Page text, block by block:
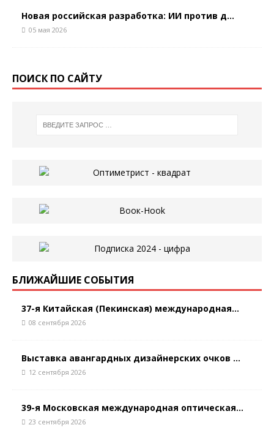
Новая российская разработка: ИИ против д...
05 мая 2026
ПОИСК ПО САЙТУ
БЛИЖАЙШИЕ СОБЫТИЯ
37-я Китайская (Пекинская) международная...
08 сентября 2026
Выставка авангардных дизайнерских очков ...
12 сентября 2026
39-я Московская международная оптическая...
23 сентября 2026